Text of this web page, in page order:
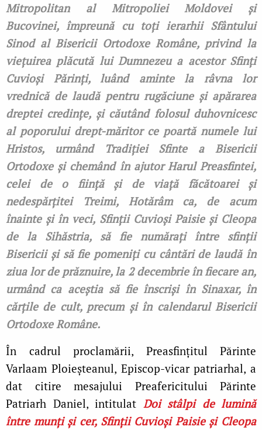
Mitropolitan al Mitropoliei Moldovei și
Bucovinei, împreună cu toți ierarhii Sfântului
Sinod al Bisericii Ortodoxe Române, privind la
viețuirea plăcută lui Dumnezeu a acestor Sfinți
Cuvioși Părinți, luând aminte la râvna lor
vrednică de laudă pentru rugăciune și apărarea
dreptei credințe, și căutând folosul duhovnicesc
al poporului drept-măritor ce poartă numele lui
Hristos, urmând Tradiţiei Sfinte a Bisericii
Ortodoxe și chemând în ajutor Harul Preasfintei,
celei de o fiinţă şi de viaţă făcătoarei şi
nedespărţitei Treimi, Hotărâm ca, de acum
înainte și în veci, Sfinții Cuvioși Paisie și Cleopa
de la Sihăstria, să fie numărați între sfinții
Bisericii și să fie pomeniți cu cântări de laudă în
ziua lor de prăznuire, la 2 decembrie în fiecare an,
urmând ca aceștia să fie înscriși în Sinaxar, în
cărțile de cult, precum și în calendarul Bisericii
Ortodoxe Române.
În cadrul proclamării, Preasfințitul Părinte
Varlaam Ploieșteanul, Episcop-vicar patriarhal, a
dat citire mesajului Preafericitului Părinte
Patriarh Daniel, intitulat Doi stâlpi de lumină
între munți și cer, Sfinții Cuvioși Paisie și Cleopa